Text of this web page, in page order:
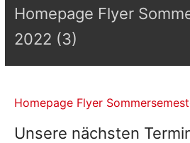
Homepage Flyer
2022 (3)
Homepage Flyer
Unsere nächsten